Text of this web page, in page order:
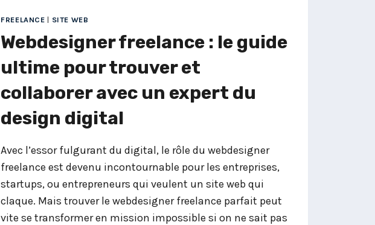
FREELANCE | SITE WEB
Webdesigner freelance : le guide
ultime pour trouver et
collaborer avec un expert du
design digital
Avec l’essor fulgurant du digital, le rôle du webdesigner
freelance est devenu incontournable pour les entreprises,
startups, ou entrepreneurs qui veulent un site web qui
claque. Mais trouver le webdesigner freelance parfait peut
vite se transformer en mission impossible si on ne sait pas